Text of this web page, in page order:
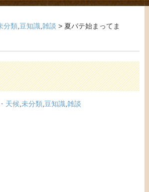
分類 豆知識 雑談 > 夏バテ始まってま
天候 未分類 豆知識 雑談